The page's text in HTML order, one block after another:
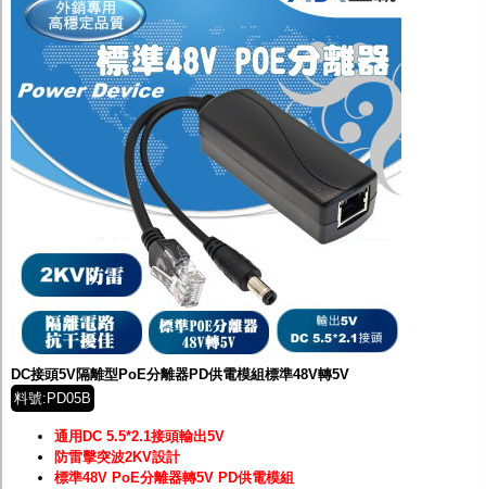
DC接頭5V隔離型PoE分離器PD供電模組標準48V轉5V
料號:PD05B
通用DC 5.5*2.1接頭輸出5V
防雷擊突波2KV設計
標準48V PoE分離器轉5V PD供電模組